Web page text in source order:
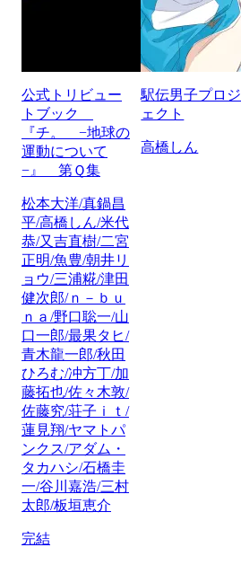
公式トリビュー
トブック
『チ。 −地球の
運動について
−』 第Ｑ集
松本大洋/真鍋昌
平/高橋しん/米代
恭/又吉直樹/二宮
正明/魚豊/朝井リ
ョウ/三浦糀/津田
健次郎/ｎ－ｂｕ
ｎａ/野口聡一/山
口一郎/最果タヒ/
青木龍一郎/秋田
ひろむ/冲方丁/加
藤拓也/佐々木敦/
佐藤究/荘子ｉｔ/
蓮見翔/ヤマトパ
ンクス/アダム・
タカハシ/石橋圭
一/谷川嘉浩/三村
太郎/板垣恵介
完結
駅伝男子プロジ
ェクト
高橋しん